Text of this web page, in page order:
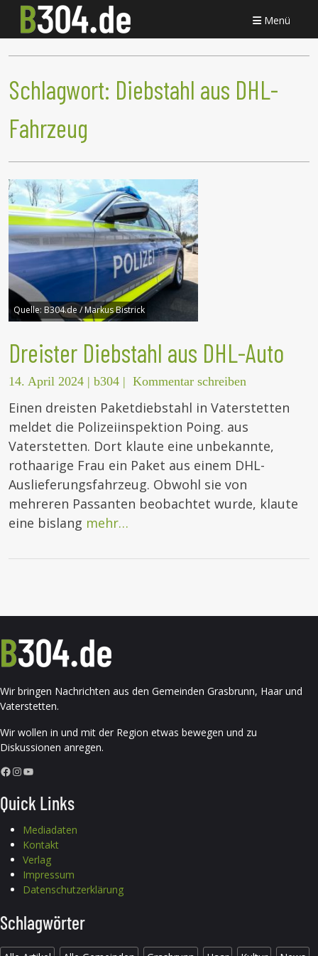
Menü
Schlagwort: Diebstahl aus DHL-
Fahrzeug
Quelle: B304.de / Markus Bistrick
Dreister Diebstahl aus DHL-Auto
14. April 2024 | b304 | Kommentar schreiben
Einen dreisten Paketdiebstahl in Vaterstetten
meldet die Polizeiinspektion Poing. aus
Vaterstetten. Dort klaute eine unbekannte,
rothaarige Frau ein Paket aus einem DHL-
Auslieferungsfahrzeug. Obwohl sie von
mehreren Passanten beobachtet wurde, klaute
eine bislang mehr…
Wir bringen Nachrichten aus den Gemeinden Grasbrunn, Haar und
Vaterstetten.
Wir wollen in und mit der Region etwas bewegen und zu
Diskussionen anregen.
Facebook InstagramYouTube
Quick Links
Mediadaten
Kontakt
Verlag
Impressum
Datenschutzerklärung
Schlagwörter